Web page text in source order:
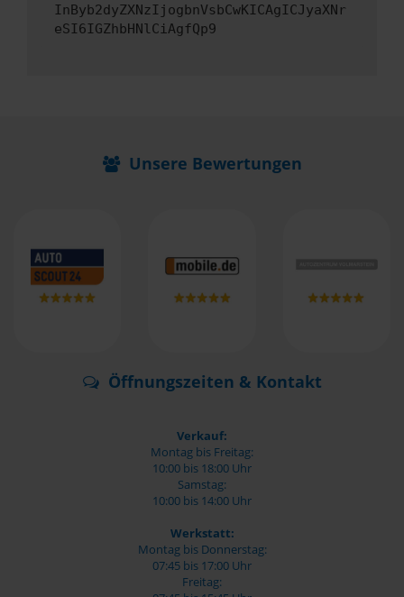
InByb2dyZXNzIjogbnVsbCwKICAgICJyaXNr
eSI6IGZhbHNlCiAgfQp9
Unsere Bewertungen
Öffnungszeiten & Kontakt
Verkauf:
Montag bis Freitag:
10:00 bis 18:00 Uhr
Samstag:
10:00 bis 14:00 Uhr
Werkstatt:
Montag bis Donnerstag:
07:45 bis 17:00 Uhr
Freitag: